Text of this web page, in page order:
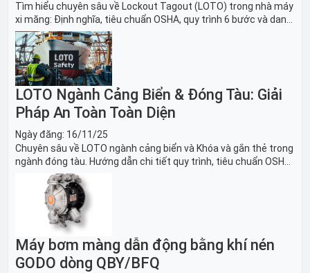
Tìm hiểu chuyên sâu về Lockout Tagout (LOTO) trong nhà máy
xi măng: Định nghĩa, tiêu chuẩn OSHA, quy trình 6 bước và danh
sách thiết bị LOTO thiết yếu. Giải pháp bảo trì lò nung, máy
nghiền an toàn.
LOTO Ngành Cảng Biển & Đóng Tàu: Giải
Pháp An Toàn Toàn Diện
Ngày đăng: 16/11/25
Chuyên sâu về LOTO ngành cảng biển và Khóa và gắn thẻ trong
ngành đóng tàu. Hướng dẫn chi tiết quy trình, tiêu chuẩn OSHA,
thiết bị và Giải pháp LOTO trong công nghiệp đóng tàu toàn
Máy bơm màng dẫn động bằng khí nén
GODO dòng QBY/BFQ